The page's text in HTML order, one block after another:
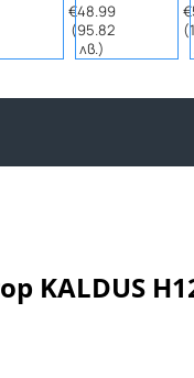
€48.99
(95.82
лв.)
KALDUS